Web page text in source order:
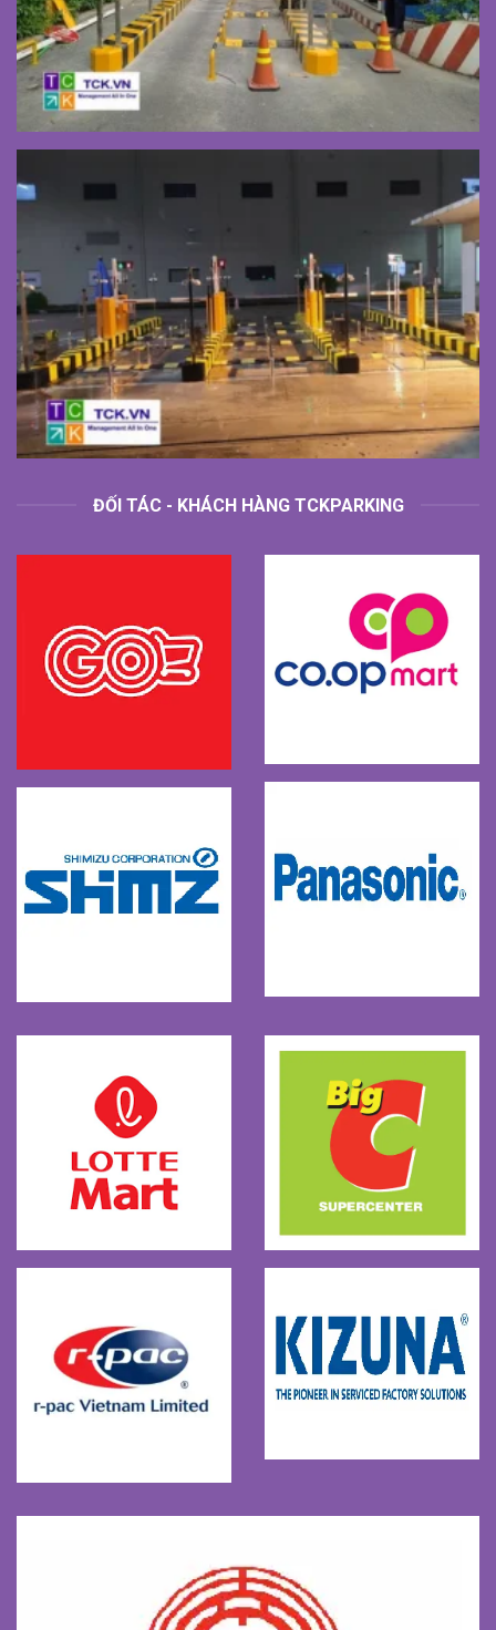
ĐỐI TÁC - KHÁCH HÀNG TCKPARKING